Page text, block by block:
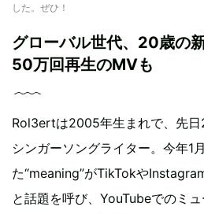
した。ぜひ！
グローバル世代、20歳の
50万回再生のMVも
Rol3ertは2005年生まれで、先
シンガーソングライター。今年1
た“meaning”がTikTokや
と話題を呼び、YouTubeでのミ